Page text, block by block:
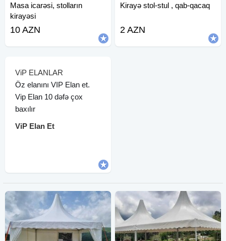
Masa icarəsi, stolların
kirayəsi
10 AZN
Kirayə stol-stul , qab-qacaq
2 AZN
ViP ELANLAR
Öz elanını VIP Elan et.
Vip Elan 10 dəfə çox
baxılır
ViP Elan Et